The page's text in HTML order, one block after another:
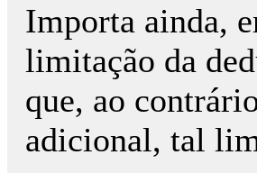
Importa ainda,
limitação da
que, ao
adicional, tal